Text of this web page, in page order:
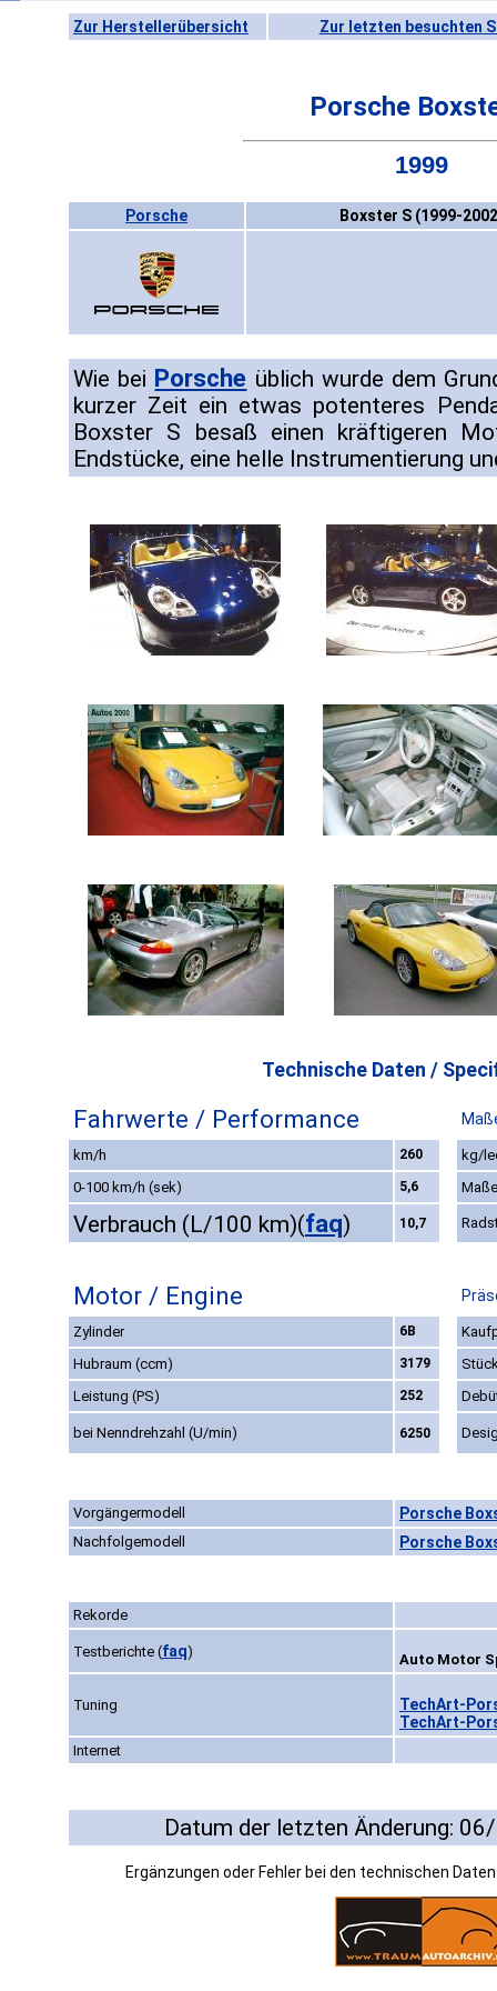
Zur Herstellerübersicht Zur letzten besuchten
Porsche
1999
Porsche Boxster S (1999-
Wie bei Porsche üblich wurde dem
kurzer Zeit ein etwas potenteres
Boxster S besaß einen kräftigeren
Endstücke, eine helle Instrumentierung
Technische Daten /
Fahrwerte / Performance
km/h 260
kg/
0-100 km/h (sek)
5,6
Verbrauch (L/100 km)(faq) 10,7
Motor / Engine
Zylinder 6B
Hubraum (ccm)
3179
Leistung (PS)
252
bei Nenndrehzahl (U/min) 6250
Vorgängermodell Porsche
Nachfolgemodell Porsche
Rekorde
Testberichte (faq) Auto Motor
Tuning
TechArt-
TechArt-
Internet
Datum der letzten Änderung:
Ergänzungen oder Fehler bei den technischen